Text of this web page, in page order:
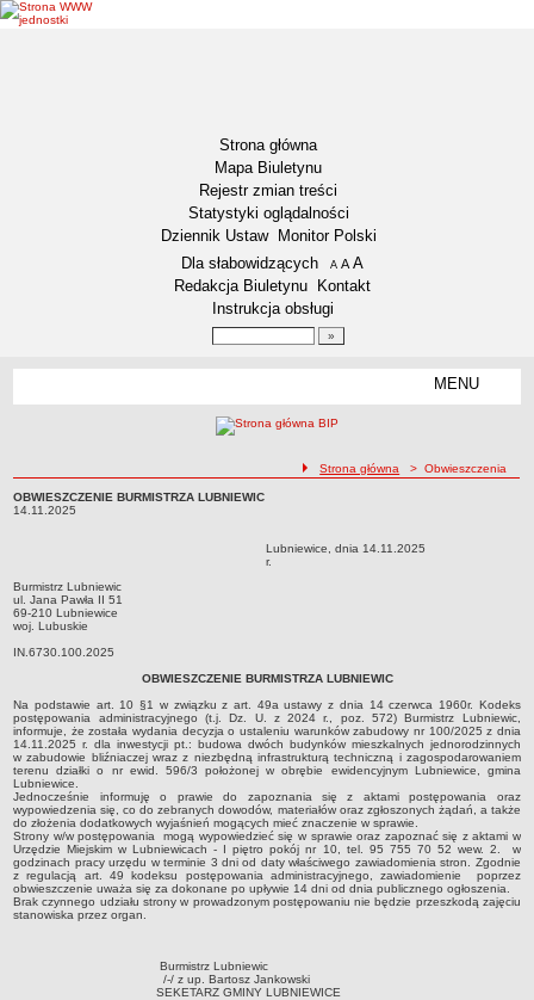
Strona główna
Mapa Biuletynu
Rejestr zmian treści
Statystyki oglądalności
Dziennik Ustaw
Monitor Polski
Menu dodatkowe
Dla słabowidzących A pomniejsz czcionkę
A standardowy rozmiar czcionki
A
Redakcja Biuletynu
Kontakt
Instrukcja obsługi
MENU
Zadania publiczne
Współpraca zagraniczna
Strategia rozwoju Gminy
AKTUALNOŚCI I OBWIESZCZENIA
Obwieszczenia, ogłoszenia i komunikaty
KOMUNIKATY
Drogi
Energia elektryczna
Meteorologiczne
Rozkłady jazdy autobusów
Wodociągi - ocena jakości wody
KONKURSY
ścieżka nawigacji
Strona główna > Obwieszczenia
OBWIESZCZENIE BURMISTRZA LUBNIEWIC14.11.2025
OBWIESZCZENIE BURMISTRZA LUBNIEWIC
14.11.2025
Lubniewice, dnia 14.11.2025
r.
Burmistrz Lubniewic
ul. Jana Pawła II 51
69-210 Lubniewice
woj. Lubuskie
IN.6730.100.2025
OBWIESZCZENIE BURMISTRZA LUBNIEWIC
Na podstawie art. 10 §1 w związku z art. 49a ustawy z dnia 14 czerwca 1960r. Kodeks
postępowania administracyjnego (t.j. Dz. U. z 2024 r., poz. 572) Burmistrz Lubniewic,
informuje, że została wydania decyzja o ustaleniu warunków zabudowy nr 100/2025 z dnia
14.11.2025 r. dla inwestycji pt.: budowa dwóch budynków mieszkalnych jednorodzinnych
w zabudowie bliźniaczej wraz z niezbędną infrastrukturą techniczną i zagospodarowaniem
terenu działki o nr ewid. 596/3 położonej w obrębie ewidencyjnym Lubniewice, gmina
Lubniewice.
Jednocześnie informuję o prawie do zapoznania się z aktami postępowania oraz
wypowiedzenia się, co do zebranych dowodów, materiałów oraz zgłoszonych żądań, a także
do złożenia dodatkowych wyjaśnień mogących mieć znaczenie w sprawie.
Strony w/w postępowania mogą wypowiedzieć się w sprawie oraz zapoznać się z aktami w
Urzędzie Miejskim w Lubniewicach - I piętro pokój nr 10, tel. 95 755 70 52 wew. 2. w
godzinach pracy urzędu w terminie 3 dni od daty właściwego zawiadomienia stron. Zgodnie
z regulacją art. 49 kodeksu postępowania administracyjnego, zawiadomienie poprzez
obwieszczenie uważa się za dokonane po upływie 14 dni od dnia publicznego ogłoszenia.
Brak czynnego udziału strony w prowadzonym postępowaniu nie będzie przeszkodą zajęciu
stanowiska przez organ.
Burmistrz Lubniewic
/-/ z up. Bartosz Jankowski
SEKETARZ GMINY LUBNIEWICE